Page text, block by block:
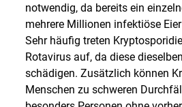
notwendig, da bereits ein
mehrere Millionen infektiöse
Sehr häufig treten
Rotavirus auf, da diese
schädigen. Zusätzlich können
Menschen zu schweren